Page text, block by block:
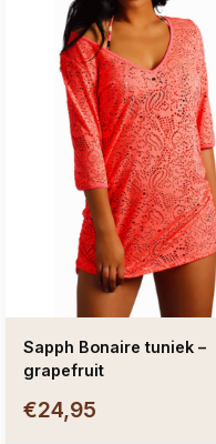
Sapph Bonaire tuniek –
grapefruit
€24,95